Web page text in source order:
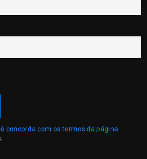
concorda com os termos da página